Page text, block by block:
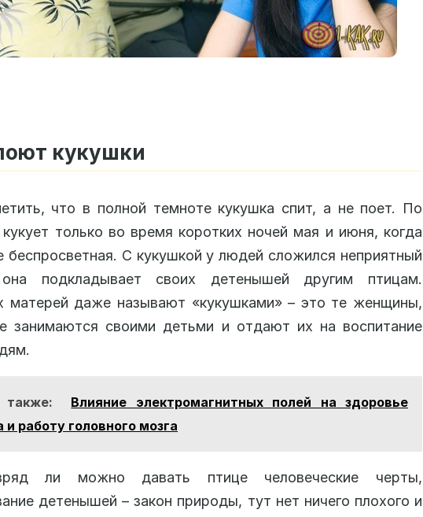
кукушки
что в полной темноте кукушка спит, а не поет. По
только во время коротких ночей мая и июня, когда
беспросветная. С кукушкой у людей сложился неприятный
подкладывает своих детенышей другим птицам.
матерей даже называют «кукушками» – это те женщины,
занимаются своими детьми и отдают их на воспитание
также:
Влияние электромагнитных полей на здоровье
и работу головного мозга
ли можно давать птице человеческие черты,
детенышей – закон природы, тут нет ничего плохого и